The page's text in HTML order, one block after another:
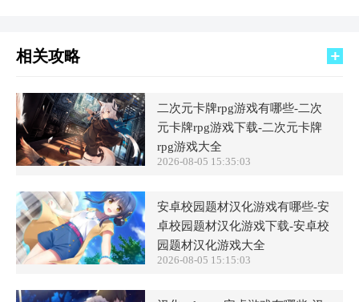
相关攻略
二次元卡牌rpg游戏有哪些-二次
元卡牌rpg游戏下载-二次元卡牌
rpg游戏大全
2026-08-05 15:35:03
安卓校园题材汉化游戏有哪些-安
卓校园题材汉化游戏下载-安卓校
园题材汉化游戏大全
2026-08-05 15:15:03